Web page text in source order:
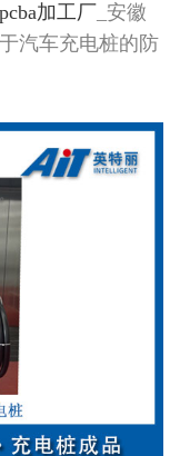
加工厂 _安徽
汽车充电桩的防